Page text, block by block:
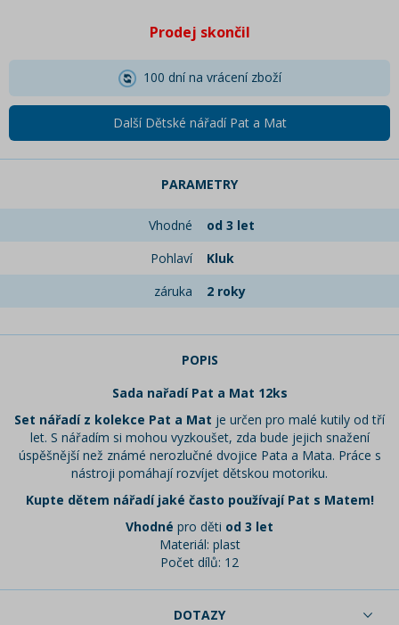
Prodej skončil
100 dní na vrácení zboží
Další Dětské nářadí Pat a Mat
PARAMETRY
Vhodné
od 3 let
Pohlaví
Kluk
záruka
2 roky
POPIS
Sada nařadí Pat a Mat 12ks
Set nářadí z kolekce Pat a Mat je určen pro malé kutily od tří
let. S nářadím si mohou vyzkoušet, zda bude jejich snažení
úspěšnější než známé nerozlučné dvojice Pata a Mata. Práce s
nástroji pomáhají rozvíjet dětskou motoriku.
Kupte dětem nářadí jaké často používají Pat s Matem!
Vhodné pro děti od 3 let
Materiál: plast
Počet dílů: 12
DOTAZY